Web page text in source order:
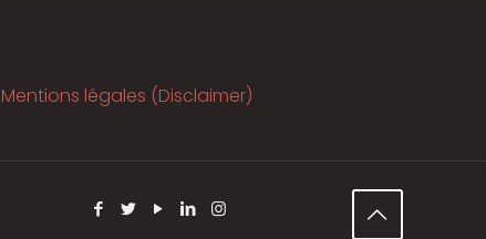
Mentions légales (Disclaimer)